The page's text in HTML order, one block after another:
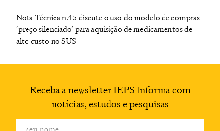
Nota Técnica n.45 discute o uso do modelo de compras
‘preço silenciado’ para aquisição de medicamentos de
alto custo no SUS
Receba a newsletterIEPS Informa com
notícias, estudos e pesquisas